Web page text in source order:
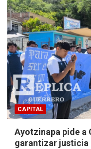
CAPITAL
Ayotzinapa pide a
garantizar justicia